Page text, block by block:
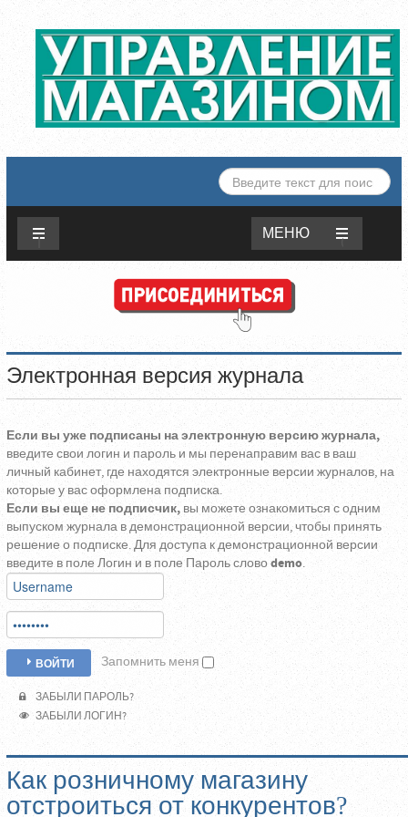
ИСКАТЬ...
МЕНЮ
Электронная версия журнала
Если вы уже подписаны на электронную версию журнала,
введите свои логин и пароль и мы перенаправим вас в ваш
личный кабинет, где находятся электронные версии журналов, на
которые у вас оформлена подписка.
Если вы еще не подписчик, вы можете ознакомиться с одним
выпуском журнала в демонстрационной версии, чтобы принять
решение о подписке. Для доступа к демонстрационной версии
введите в поле Логин и в поле Пароль словоdemo.
ВОЙТИ Запомнить меня
ЗАБЫЛИ ПАРОЛЬ?
ЗАБЫЛИ ЛОГИН?
Как розничному магазину
отстроиться от конкурентов?